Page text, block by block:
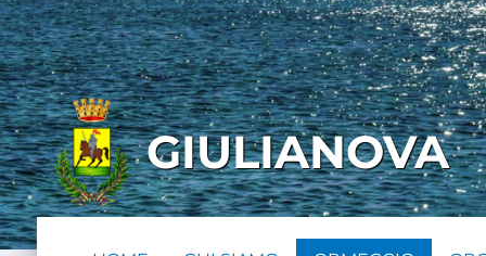
GIULIANOVA